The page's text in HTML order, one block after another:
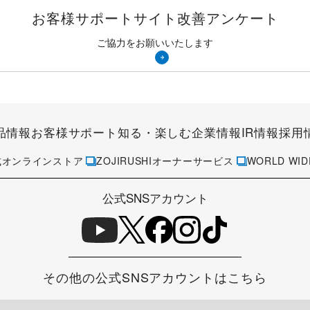
お客様サポートサイト 改善アンケート
ご協力をお願いいたします
情報お客様サポート知る・楽しむ企業情報IR情報採用
ンラインストア ZOJIRUSHIオーナーサービス WORLD
公式SNSアカウント
その他の公式SNSアカウントはこちら